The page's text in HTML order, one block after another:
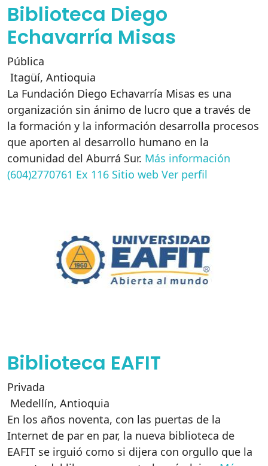
Biblioteca Diego
Echavarría Misas
Pública
Itagüí, Antioquia
La Fundación Diego Echavarría Misas es una
organización sin ánimo de lucro que a través de
la formación y la información desarrolla procesos
que aporten al desarrollo humano en la
comunidad del Aburrá Sur. Más información
(604)2770761 Ex 116 Sitio web Ver perfil
Biblioteca EAFIT
Privada
Medellín, Antioquia
En los años noventa, con las puertas de la
Internet de par en par, la nueva biblioteca de
EAFIT se irguió como si dijera con orgullo que la